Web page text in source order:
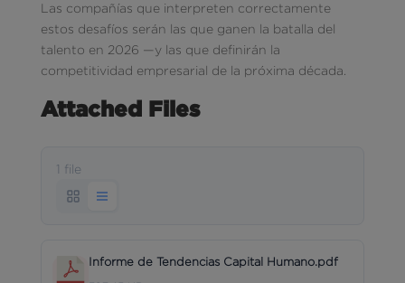
Las compañías que interpreten correctamente
estos desafíos serán las que ganen la batalla del
talento en 2026 —y las que definirán la
competitividad empresarial de la próxima década.
Attached Files
1 file
Informe de Tendencias Capital Humano.pdf